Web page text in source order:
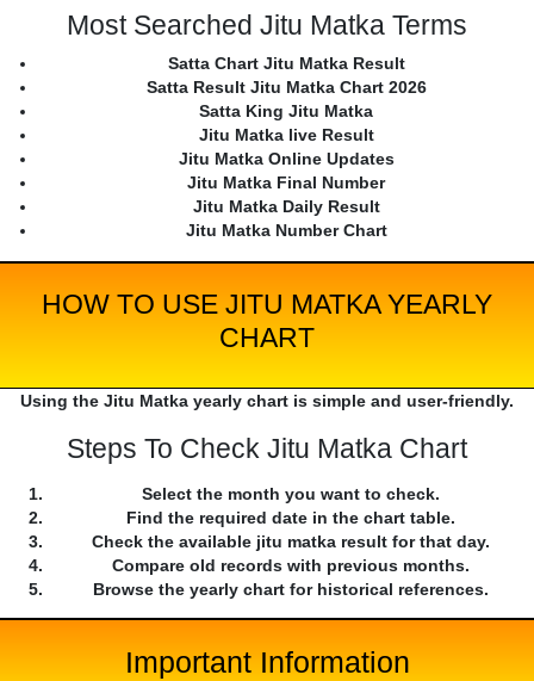
Most Searched Jitu Matka Terms
Satta Chart Jitu Matka Result
Satta Result Jitu Matka Chart 2026
Satta King Jitu Matka
Jitu Matka live Result
Jitu Matka Online Updates
Jitu Matka Final Number
Jitu Matka Daily Result
Jitu Matka Number Chart
HOW TO USE JITU MATKA YEARLY
CHART
Using the Jitu Matka yearly chart is simple and user-friendly.
Steps To Check Jitu Matka Chart
Select the month you want to check.
Find the required date in the chart table.
Check the available jitu matka result for that day.
Compare old records with previous months.
Browse the yearly chart for historical references.
Important Information